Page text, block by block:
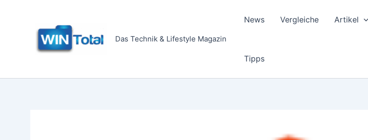
Das Technik & Lifestyle Magazin
News Vergleiche Artikel
Tipps